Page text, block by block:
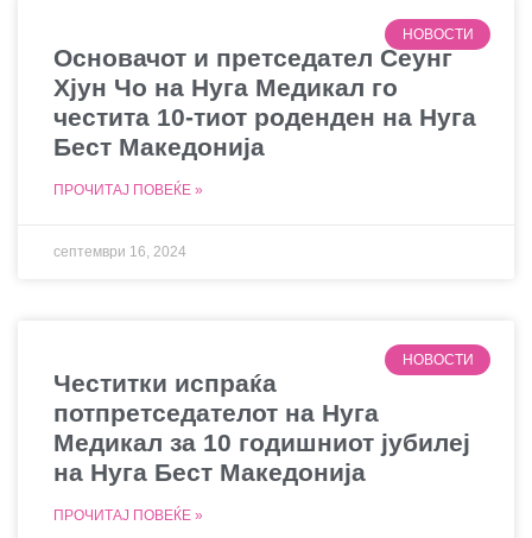
НОВОСТИ
Основачот и претседател Сеунг
Хјун Чо на Нуга Медикал го
честита 10-тиот роденден на Нуга
Бест Македонија
ПРОЧИТАЈ ПОВЕЌЕ »
септември 16, 2024
НОВОСТИ
Честитки испраќа
потпретседателот на Нуга
Медикал за 10 годишниот јубилеј
на Нуга Бест Македонија
ПРОЧИТАЈ ПОВЕЌЕ »